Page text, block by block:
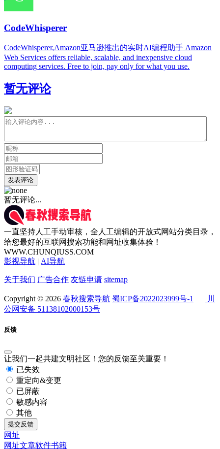
CodeWhisperer
CodeWhisperer,Amazon亚马逊推出的实时AI编程助手 Amazon
Web Services offers reliable, scalable, and inexpensive cloud
computing services. Free to join, pay only for what you use.
暂无评论
发表评论
暂无评论...
一直坚持人工手动审核，全人工编辑的开放式网站分类目录，
给您最好的互联网搜索功能和网址收集体验！
WWW.CHUNQIUSS.COM
影视导航 | AI导航
关于我们 广告合作 友链申请 sitemap
Copyright © 2026 春秋搜索导航 蜀ICP备2022023999号-1
川
公网安备 51138102000153号
反馈
让我们一起共建文明社区！您的反馈至关重要！
已失效
重定向&变更
已屏蔽
敏感内容
其他
提交反馈
网址
网址文章软件书籍